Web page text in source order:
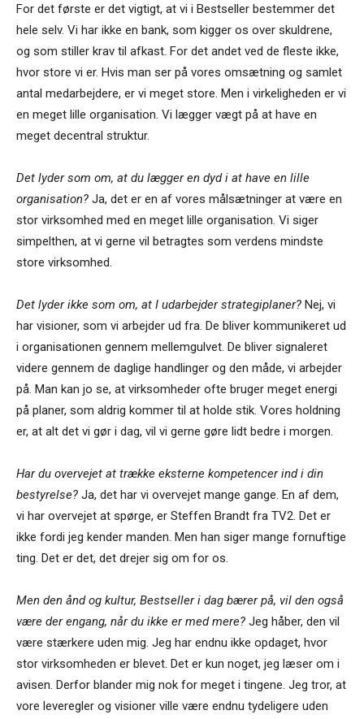
For det første er det vigtigt, at vi i Bestseller bestemmer det
hele selv. Vi har ikke en bank, som kigger os over skuldrene,
og som stiller krav til afkast. For det andet ved de fleste ikke,
hvor store vi er. Hvis man ser på vores omsætning og samlet
antal medarbejdere, er vi meget store. Men i virkeligheden er vi
en meget lille organisation. Vi lægger vægt på at have en
meget decentral struktur.
Det lyder som om, at du lægger en dyd i at have en lille
organisation? Ja, det er en af vores målsætninger at være en
stor virksomhed med en meget lille organisation. Vi siger
simpelthen, at vi gerne vil betragtes som verdens mindste
store virksomhed.
Det lyder ikke som om, at I udarbejder strategiplaner? Nej, vi
har visioner, som vi arbejder ud fra. De bliver kommunikeret ud
i organisationen gennem mellemgulvet. De bliver signaleret
videre gennem de daglige handlinger og den måde, vi arbejder
på. Man kan jo se, at virksomheder ofte bruger meget energi
på planer, som aldrig kommer til at holde stik. Vores holdning
er, at alt det vi gør i dag, vil vi gerne gøre lidt bedre i morgen.
Har du overvejet at trække eksterne kompetencer ind i din
bestyrelse? Ja, det har vi overvejet mange gange. En af dem,
vi har overvejet at spørge, er Steffen Brandt fra TV2. Det er
ikke fordi jeg kender manden. Men han siger mange fornuftige
ting. Det er det, det drejer sig om for os.
Men den ånd og kultur, Bestseller i dag bærer på, vil den også
være der engang, når du ikke er med mere? Jeg håber, den vil
være stærkere uden mig. Jeg har endnu ikke opdaget, hvor
stor virksomheden er blevet. Det er kun noget, jeg læser om i
avisen. Derfor blander mig nok for meget i tingene. Jeg tror, at
vore leveregler og visioner ville være endnu tydeligere uden